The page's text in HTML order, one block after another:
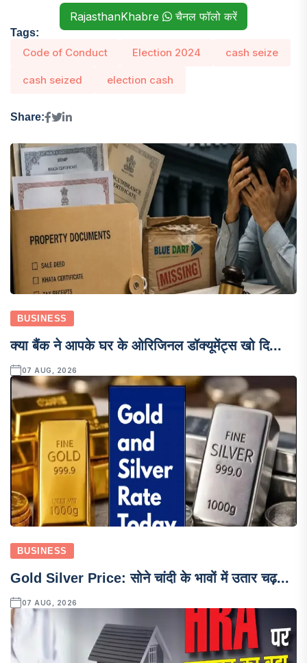
RajasthanKhabre चैनल फॉलो करें
Tags:
Code of Conduct Election 2024 cash seize
cash seized election cash
Share:
BUSINESS
क्या बैंक ने आपके घर के ओरिजिनल डॉक्यूमेंट्स खो दि...
07 AUG, 2026
BUSINESS
Gold Silver Price: सोने चांदी के भावों में उतार चढ़...
07 AUG, 2026